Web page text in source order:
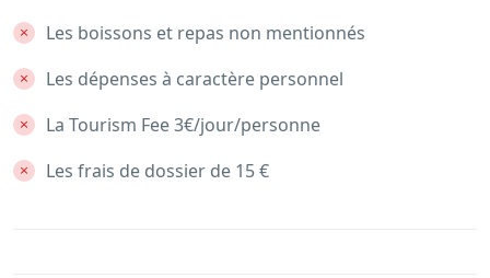
Les boissons et repas non mentionnés
Les dépenses à caractère personnel
La Tourism Fee 3€/jour/personne
Les frais de dossier de 15 €